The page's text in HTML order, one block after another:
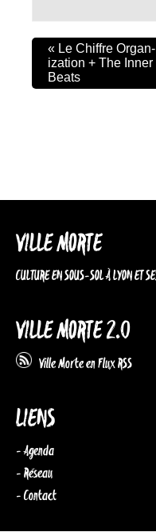
« Le Chiffre Organ-
ization + The Inner
Beats
VILLE MORTE
CULTURE EN SOUS-SOL À LYON ET
VILLE MORTE 2.0
Ville Morte en Flux RSS
LIENS
- Agenda
- Réseau
- Contact